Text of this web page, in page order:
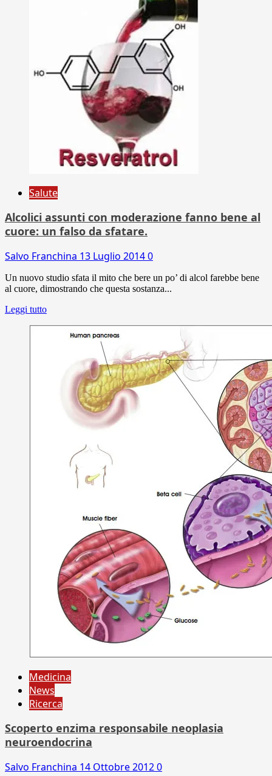
Salute
Alcolici assunti con moderazione fanno bene al
cuore: un falso da sfatare.
Salvo Franchina 13 Luglio 20140
Un nuovo studio sfata il mito che bere un po’ di alcol farebbe bene
al cuore, dimostrando che questa sostanza...
Leggi tutto
Medicina
News
Ricerca
Scoperto enzima responsabile neoplasia
neuroendocrina
Salvo Franchina 14 Ottobre 20120